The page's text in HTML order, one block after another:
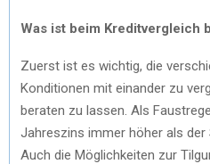
Was ist beim Kreditvergleich
Zuerst ist es wichtig, die
Konditionen mit einander zu
beraten zu lassen. Als
Jahreszins immer höher als der
Auch die Möglichkeiten zur